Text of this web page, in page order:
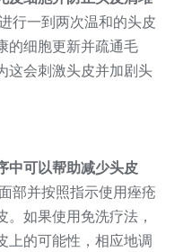
行一到两次温和的头皮
的细胞更新并疏通毛
这会刺激头皮并加剧头
中可以帮助减少头皮
部并按照指示使用痤疮
如果使用免洗疗法，
上的可能性，相应地调